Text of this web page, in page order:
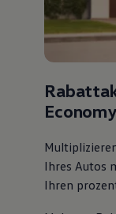
Ihres Autos
Ihren